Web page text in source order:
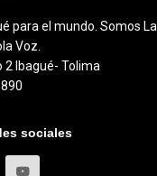
para el mundo. Somos La
Voz.
2 Ibagué- Tolima
sociales